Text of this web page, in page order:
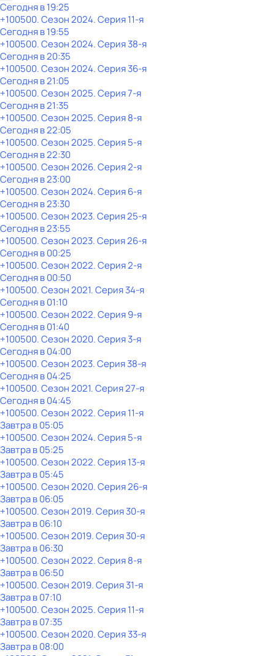
Сегодня в 19:25
+100500. Сезон 2024. Серия 11-я
Сегодня в 19:55
+100500. Сезон 2024. Серия 38-я
Сегодня в 20:35
+100500. Сезон 2024. Серия 36-я
Сегодня в 21:05
+100500. Сезон 2025. Серия 7-я
Сегодня в 21:35
+100500. Сезон 2025. Серия 8-я
Сегодня в 22:05
+100500. Сезон 2025. Серия 5-я
Сегодня в 22:30
+100500. Сезон 2026. Серия 2-я
Сегодня в 23:00
+100500. Сезон 2024. Серия 6-я
Сегодня в 23:30
+100500. Сезон 2023. Серия 25-я
Сегодня в 23:55
+100500. Сезон 2023. Серия 26-я
Сегодня в 00:25
+100500. Сезон 2022. Серия 2-я
Сегодня в 00:50
+100500. Сезон 2021. Серия 34-я
Сегодня в 01:10
+100500. Сезон 2022. Серия 9-я
Сегодня в 01:40
+100500. Сезон 2020. Серия 3-я
Сегодня в 04:00
+100500. Сезон 2023. Серия 38-я
Сегодня в 04:25
+100500. Сезон 2021. Серия 27-я
Сегодня в 04:45
+100500. Сезон 2022. Серия 11-я
Завтра в 05:05
+100500. Сезон 2024. Серия 5-я
Завтра в 05:25
+100500. Сезон 2022. Серия 13-я
Завтра в 05:45
+100500. Сезон 2020. Серия 26-я
Завтра в 06:05
+100500. Сезон 2019. Серия 30-я
Завтра в 06:10
+100500. Сезон 2019. Серия 30-я
Завтра в 06:30
+100500. Сезон 2022. Серия 8-я
Завтра в 06:50
+100500. Сезон 2019. Серия 31-я
Завтра в 07:10
+100500. Сезон 2025. Серия 11-я
Завтра в 07:35
+100500. Сезон 2020. Серия 33-я
Завтра в 08:00